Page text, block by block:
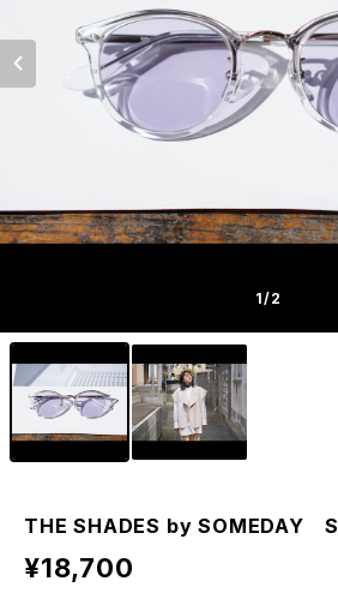
1/2
THE SHADES by SOMEDAY
¥18,700